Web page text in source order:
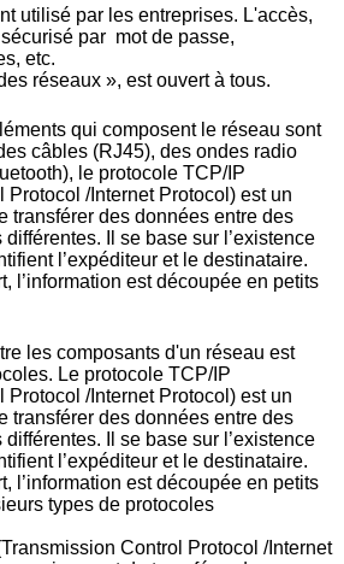
utilisé par les entreprises. L'accès,
par mot de passe,
etc.
réseaux », est ouvert à tous.
qui composent le réseau sont
câbles (RJ45), des ondes radio
le protocole TCP/IP
Protocol /Internet Protocol) est un
transférer des données entre des
Il se base sur l’existence
l’expéditeur et le destinataire.
l’information est découpée en petits
les composants d'un réseau est
Le protocole TCP/IP
Protocol /Internet Protocol) est un
transférer des données entre des
Il se base sur l’existence
l’expéditeur et le destinataire.
l’information est découpée en petits
types de protocoles
Control Protocol /Internet